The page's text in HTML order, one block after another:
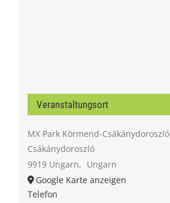
Veranstaltungsort
MX Park Körmend-Csákánydoroszló
Csákánydoroszló
9919 Ungarn, Ungarn
Google Karte anzeigen
Telefon